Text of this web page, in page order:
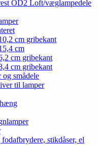
OD2 Loft/væglampedele
cm gribekant
cm
cm gribekant
cm gribekant
smådele
til lamper
stikdåser, el